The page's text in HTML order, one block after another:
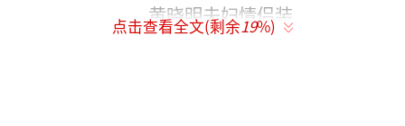
黄晓明夫妇情侣装
点击查看全文(剩余19%)